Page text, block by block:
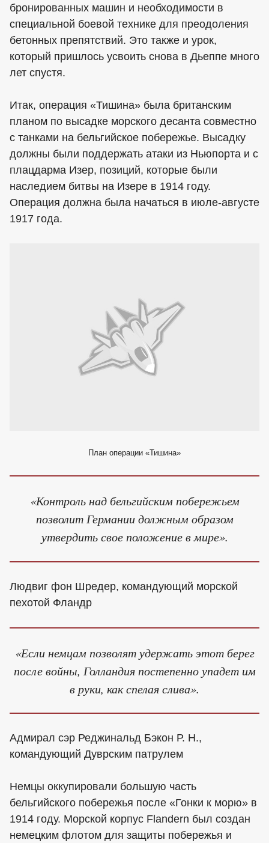
бронированных машин и необходимости в
специальной боевой технике для преодоления
бетонных препятствий. Это также и урок,
который пришлось усвоить снова в Дьеппе много
лет спустя.
Итак, операция «Тишина» была британским
планом по высадке морского десанта совместно
с танками на бельгийское побережье. Высадку
должны были поддержать атаки из Ньюпорта и с
плацдарма Изер, позиций, которые были
наследием битвы на Изере в 1914 году.
Операция должна была начаться в июле-августе
1917 года.
План операции «Тишина»
«Контроль над бельгийским побережьем
позволит Германии должным образом
утвердить свое положение в мире».
Людвиг фон Шредер, командующий морской
пехотой Фландр
«Если немцам позволят удержать этот берег
после войны, Голландия постепенно упадет им
в руки, как спелая слива».
Адмирал сэр Реджинальд Бэкон Р. Н.,
командующий Дуврским патрулем
Немцы оккупировали большую часть
бельгийского побережья после «Гонки к морю» в
1914 году. Морской корпус Flandern был создан
немецким флотом для защиты побережья и